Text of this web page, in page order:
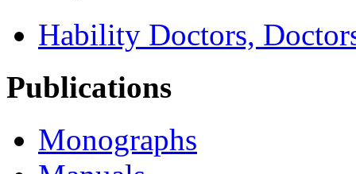
Hability Doctors,
Publications
Monographs